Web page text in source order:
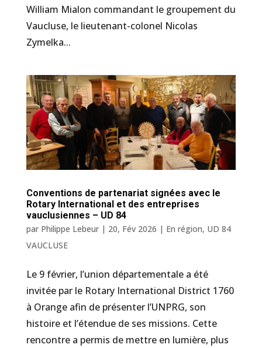
William Mialon commandant le groupement du
Vaucluse, le lieutenant-colonel Nicolas
Zymelka...
Conventions de partenariat signées avec le
Rotary International et des entreprises
vauclusiennes – UD 84
par Philippe Lebeur| 20, Fév 2026 | En région, UD 84
VAUCLUSE
Le 9 février, l’union départementale a été
invitée par le Rotary International District 1760
à Orange afin de présenter l’UNPRG, son
histoire et l’étendue de ses missions. Cette
rencontre a permis de mettre en lumière, plus